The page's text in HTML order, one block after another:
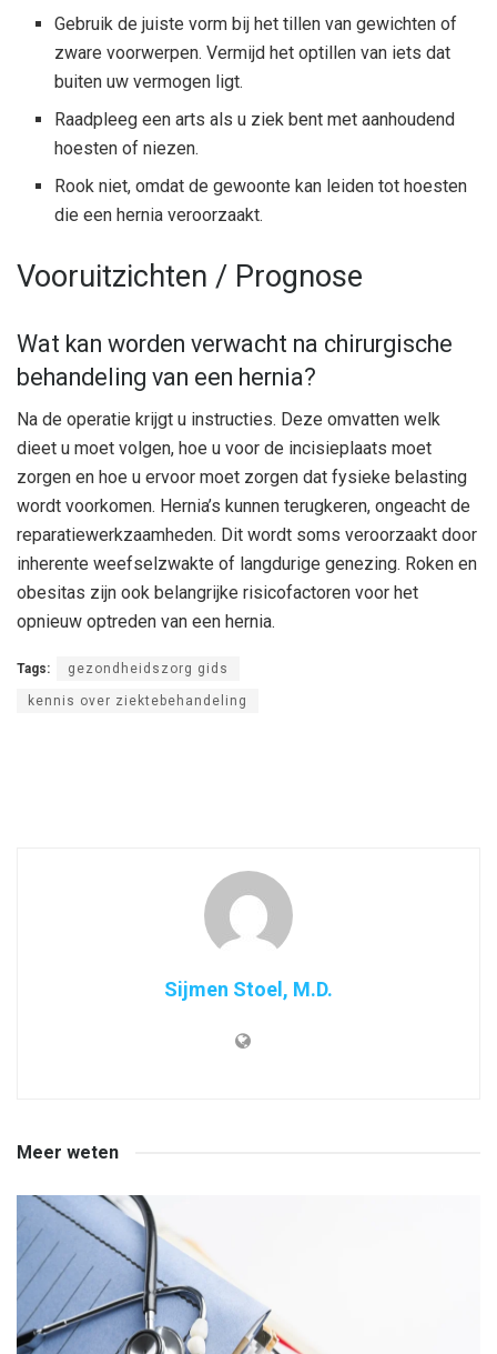
Gebruik de juiste vorm bij het tillen van gewichten of
zware voorwerpen. Vermijd het optillen van iets dat
buiten uw vermogen ligt.
Raadpleeg een arts als u ziek bent met aanhoudend
hoesten of niezen.
Rook niet, omdat de gewoonte kan leiden tot hoesten
die een hernia veroorzaakt.
Vooruitzichten / Prognose
Wat kan worden verwacht na chirurgische
behandeling van een hernia?
Na de operatie krijgt u instructies. Deze omvatten welk
dieet u moet volgen, hoe u voor de incisieplaats moet
zorgen en hoe u ervoor moet zorgen dat fysieke belasting
wordt voorkomen. Hernia’s kunnen terugkeren, ongeacht de
reparatiewerkzaamheden. Dit wordt soms veroorzaakt door
inherente weefselzwakte of langdurige genezing. Roken en
obesitas zijn ook belangrijke risicofactoren voor het
opnieuw optreden van een hernia.
Tags: gezondheidszorg gids
kennis over ziektebehandeling
Sijmen Stoel, M.D.
Meer weten